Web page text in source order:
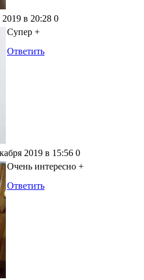
2019 в 20:28 0
Супер +
Ответить
2019 в 15:56 0
Очень интересно +
Ответить